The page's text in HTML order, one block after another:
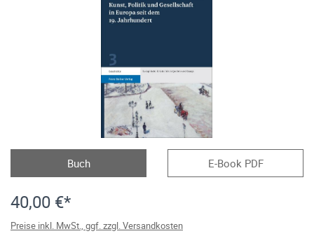
Buch E-Book PDF
40,00 €*
Preise inkl. MwSt., ggf. zzgl. Versandkosten